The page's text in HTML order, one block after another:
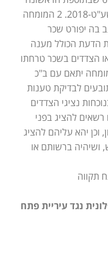
לתקנות סדר הדין האזרחי, התשע"ט-2018. 2 המומחה
בה יפורט שכר
הדעת הכולל מענה
הצדדים בשכר טרחתו
יתאם עם ב"כ
לבדיקת טענות
נציגי הצדדים
רשאים להציג בפני
וכן יהא עליהם להציג
ושיהיה ברשותם או
תקווה) 17209-04-23- פלונית נגד עיריית פתח